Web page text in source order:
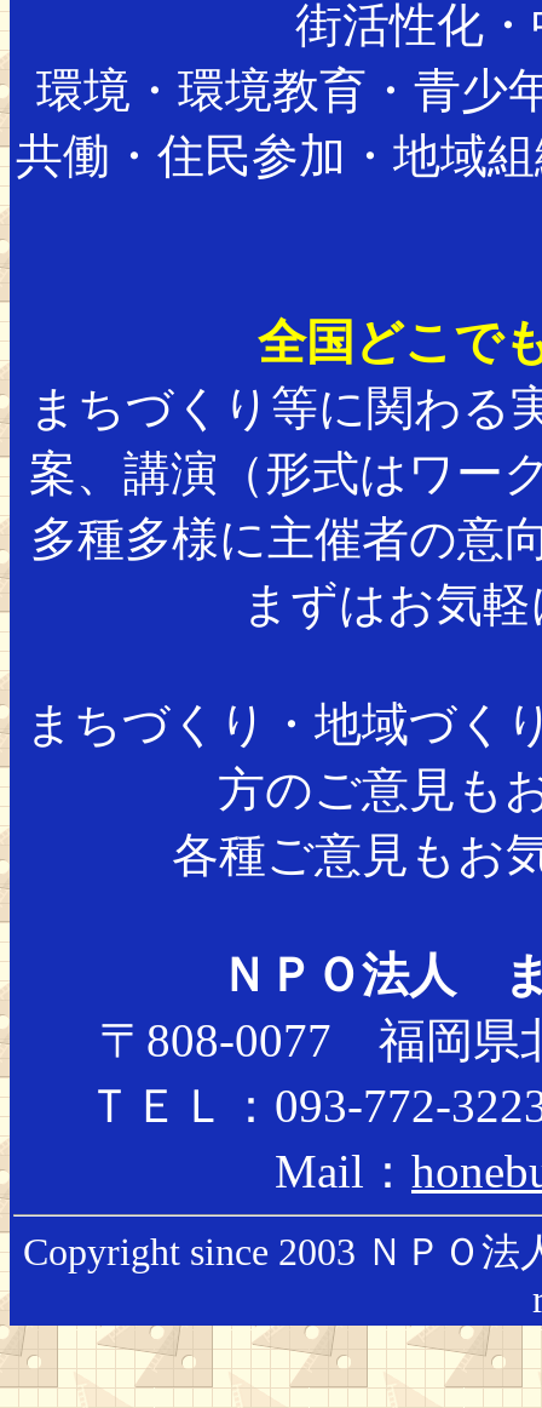
街活性化
環境・環境教育・青少
共働・住民参加・地域
全国どこで
まちづくり等に関わる
案、講演（形式はワー
多種多様に主催者の意
まずはお気
まちづくり・地域づく
方のご意見も
各種ご意見もお
ＮＰＯ法人
〒808-0077 福岡県
ＴＥＬ：093-772-
Mail：
Copyright since 2003 ＮＰ